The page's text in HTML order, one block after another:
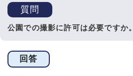
質問
公園での撮影に許可は必要ですか。
回答